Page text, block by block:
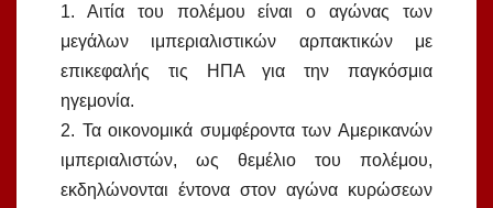
1. Αιτία του πολέμου είναι ο αγώνας των
μεγάλων ιμπεριαλιστικών αρπακτικών με
επικεφαλής τις ΗΠΑ για την παγκόσμια
ηγεμονία.
2. Τα οικονομικά συμφέροντα των Αμερικανών
ιμπεριαλιστών, ως θεμέλιο του πολέμου,
εκδηλώνονται έντονα στον αγώνα κυρώσεων